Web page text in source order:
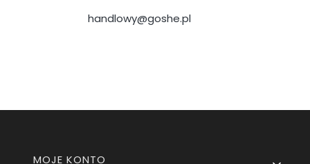
handlowy@goshe.pl
Linki w stopce
MOJE KONTO